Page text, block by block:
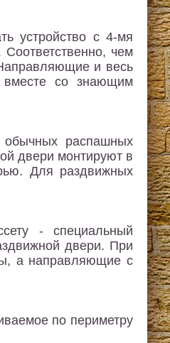
устройство с 4-мя
чем
и весь
вместе со знающим
обычных распашных
двери монтируют в
Для раздвижных
- специальный
двери. При
а направляющие с
по периметру